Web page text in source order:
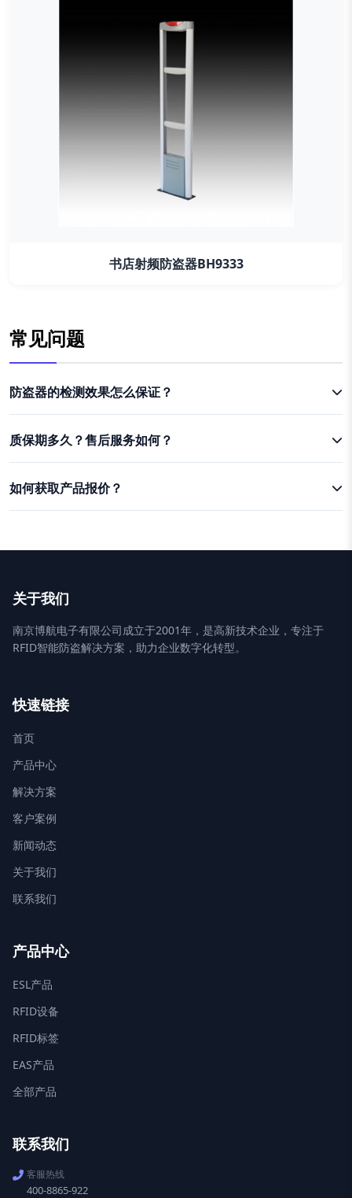
书店射频防盗器BH9333
常见问题
防盗器的检测效果怎么保证？
质保期多久？售后服务如何？
如何获取产品报价？
关于我们
南京博航电子有限公司成立于2001年，是高新技术企业，专注于
RFID智能防盗解决方案，助力企业数字化转型。
快速链接
首页
产品中心
解决方案
客户案例
新闻动态
关于我们
联系我们
产品中心
ESL产品
RFID设备
RFID标签
EAS产品
全部产品
联系我们
客服热线
400-8865-922